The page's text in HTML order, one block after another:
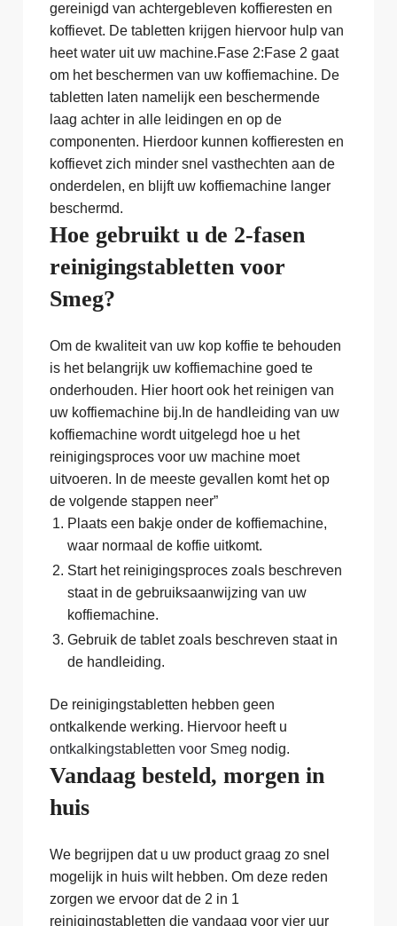
gereinigd van achtergebleven koffieresten en
koffievet. De tabletten krijgen hiervoor hulp van
heet water uit uw machine.Fase 2:Fase 2 gaat
om het beschermen van uw koffiemachine. De
tabletten laten namelijk een beschermende
laag achter in alle leidingen en op de
componenten. Hierdoor kunnen koffieresten en
koffievet zich minder snel vasthechten aan de
onderdelen, en blijft uw koffiemachine langer
beschermd.
Hoe gebruikt u de 2-fasen
reinigingstabletten voor
Smeg?
Om de kwaliteit van uw kop koffie te behouden
is het belangrijk uw koffiemachine goed te
onderhouden. Hier hoort ook het reinigen van
uw koffiemachine bij.In de handleiding van uw
koffiemachine wordt uitgelegd hoe u het
reinigingsproces voor uw machine moet
uitvoeren. In de meeste gevallen komt het op
de volgende stappen neer”
Plaats een bakje onder de koffiemachine,
waar normaal de koffie uitkomt.
Start het reinigingsproces zoals beschreven
staat in de gebruiksaanwijzing van uw
koffiemachine.
Gebruik de tablet zoals beschreven staat in
de handleiding.
De reinigingstabletten hebben geen
ontkalkende werking. Hiervoor heeft u
ontkalkingstabletten voor Smeg nodig.
Vandaag besteld, morgen in
huis
We begrijpen dat u uw product graag zo snel
mogelijk in huis wilt hebben. Om deze reden
zorgen we ervoor dat de 2 in 1
reinigingstabletten die vandaag voor vier uur